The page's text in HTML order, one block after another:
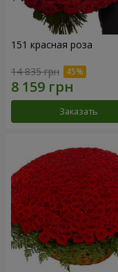
151 красная роза
14 835 грн
Заказать